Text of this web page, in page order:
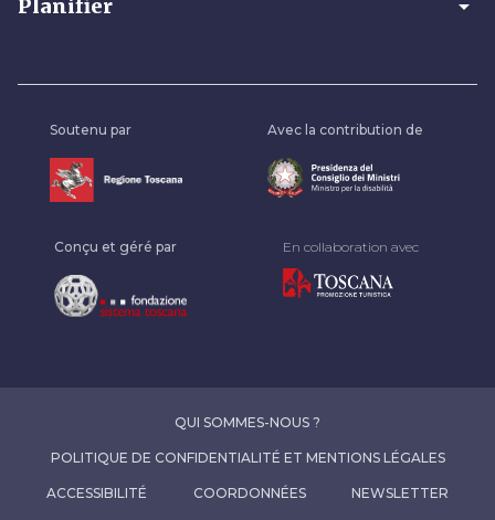
Planifier arrow_drop_down
Soutenu par Avec la contribution de
Conçu et géré par En collaboration avec
QUI SOMMES-NOUS ?
POLITIQUE DE CONFIDENTIALITÉ ET MENTIONS LÉGALES
ACCESSIBILITÉ COORDONNÉES NEWSLETTER